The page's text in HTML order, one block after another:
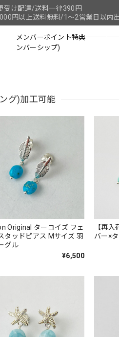
受け配達/送料一律390円
円以上送料無料/1～2営業日以内
メンバーポイント特典
ンバーシップ)
グ)加工可能
Original ターコイズ フェ
タッドピアス Mサイズ 羽
グル
¥6,500
【再